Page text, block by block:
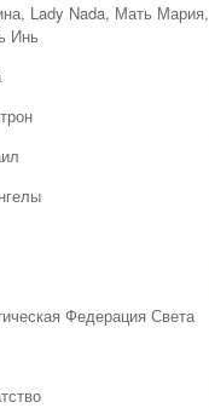
Lady Nada, Мать Мария,
Инь
Федерация Света